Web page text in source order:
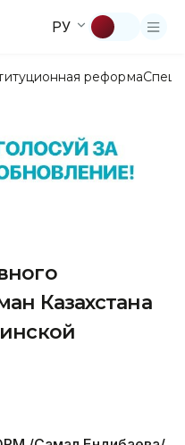
РУ
реформа
Казахстана